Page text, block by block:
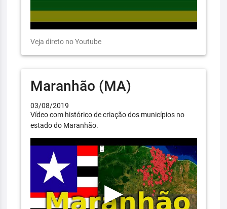
Veja direto no Youtube
Maranhão (MA)
03/08/2019
Vídeo com histórico de criação dos municípios no
estado do Maranhão.